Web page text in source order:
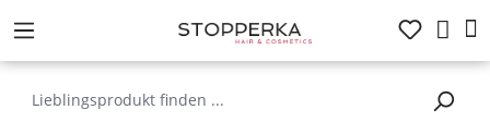
springen